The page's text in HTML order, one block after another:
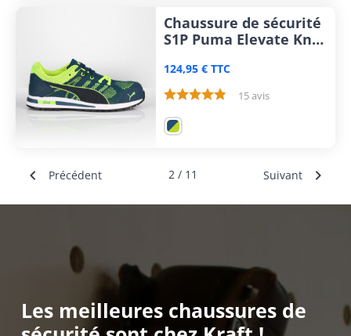
Chaussure de sécurité
S1P Puma Elevate Knit
124,95 € TTC
15 avis
 Précédent 2 / 11 Suivant 
Les meilleures chaussures de